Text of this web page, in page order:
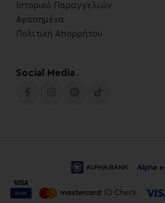
Ιστορικό Παραγγελιών
Αγαπημένα
Πολιτική Απορρήτου
Social Media .